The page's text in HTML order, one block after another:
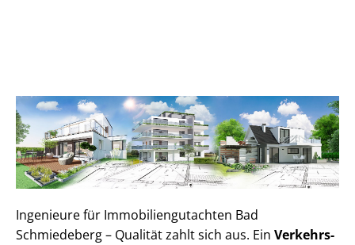
Ingenieure für Im­mo­bi­li­en­gut­ach­ten Bad
Schmiedeberg – Qualität zahlt sich aus. Ein Ver­kehrs­